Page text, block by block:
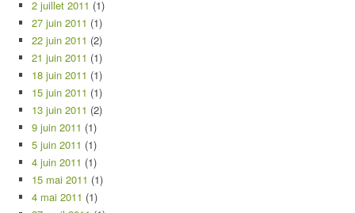
2 juillet 2011 (1)
27 juin 2011 (1)
22 juin 2011 (2)
21 juin 2011 (1)
18 juin 2011 (1)
15 juin 2011 (1)
13 juin 2011 (2)
9 juin 2011 (1)
5 juin 2011 (1)
4 juin 2011 (1)
15 mai 2011 (1)
4 mai 2011 (1)